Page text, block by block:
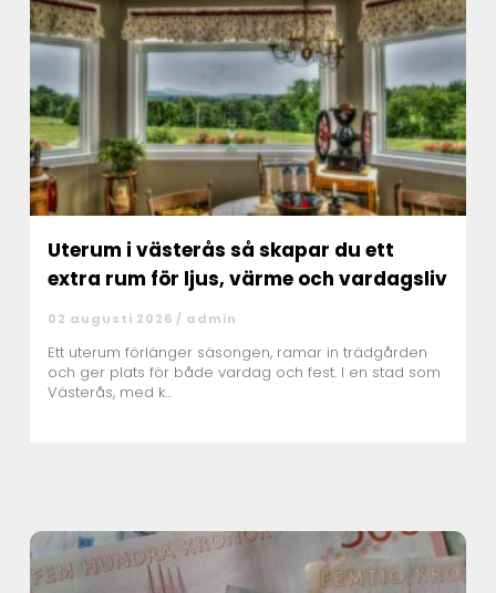
Uterum i västerås så skapar du ett
extra rum för ljus, värme och vardagsliv
02 augusti 2026 / admin
Ett uterum förlänger säsongen, ramar in trädgården
och ger plats för både vardag och fest. I en stad som
Västerås, med k...